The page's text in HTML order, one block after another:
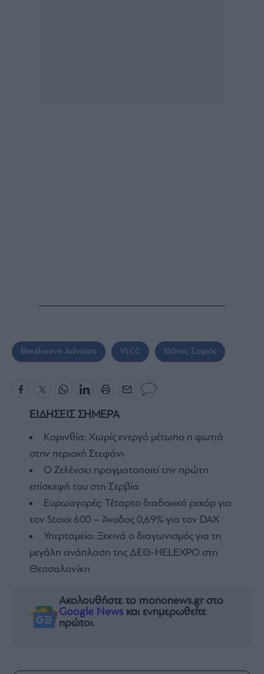
Breakwave Advisors VLCC Θάνος Σοφιός
ΕΙΔΗΣΕΙΣ ΣΗΜΕΡΑ
Κορινθία: Χωρίς ενεργό μέτωπο η φωτιά
στην περιοχή Στεφάνι
Ο Ζελένσκι πραγματοποιεί την πρώτη
επίσκεψή του στη Σερβία
Ευρωαγορές: Τέταρτο διαδοχικό ρεκόρ για
τον Stoxx 600 – Άνοδος 0,69% για τον DAX
Υπερταμείο: Ξεκινά ο διαγωνισμός για τη
μεγάλη ανάπλαση της ΔΕΘ-HELEXPO στη
Θεσσαλονίκη
Ακολουθήστε το mononews.gr στο
Google News και ενημερωθείτε
πρώτοι.